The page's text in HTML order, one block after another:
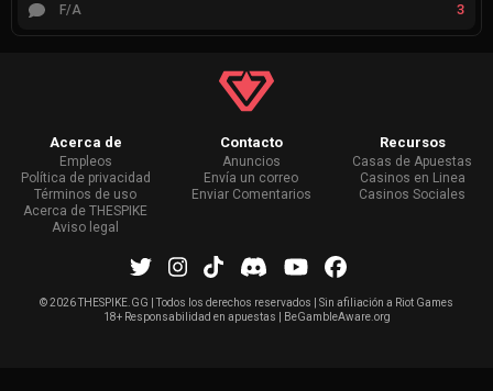
F/A 3
Acerca de
Empleos
Política de privacidad
Términos de uso
Acerca de THESPIKE
Aviso legal
Contacto
Anuncios
Envía un correo
Enviar Comentarios
Recursos
Casas de Apuestas
Casinos en Linea
Casinos Sociales
©2026 THESPIKE.GG | Todos los derechos reservados | Sin afiliación a Riot Games
18+ Responsabilidad en apuestas | BeGambleAware.org